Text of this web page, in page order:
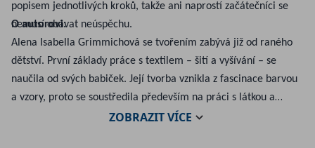
popisem jednotlivých kroků, takže ani naprostí začátečníci se
nemusí obávat neúspěchu.
O autorovi:
Alena Isabella Grimmichová se tvořením zabývá již od raného
dětství. První základy práce s textilem – šití a vyšívání – se
naučila od svých babiček. Její tvorba vznikla z fascinace barvou
a vzory, proto se soustředila především na práci s látkou a
textilem. Nyní se ve své tvorbě zabývá hlavně rozmanitými
ZOBRAZITVÍCE